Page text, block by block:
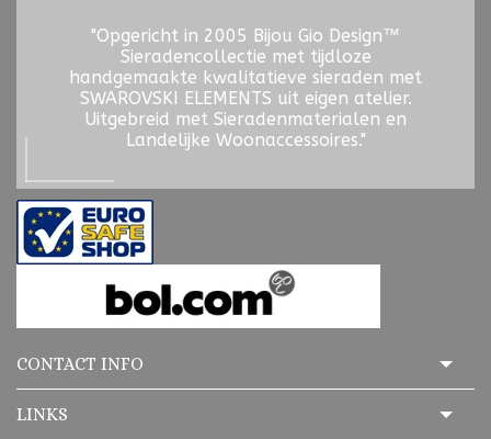
"Opgericht in 2005 Bijou Gio Design™
Sieradencollectie met tijdloze
handgemaakte kwalitatieve sieraden met
SWAROVSKI ELEMENTS uit eigen atelier.
Uitgebreid met Sieradenmaterialen en
Landelijke Woonaccessoires."
CONTACT INFO
LINKS